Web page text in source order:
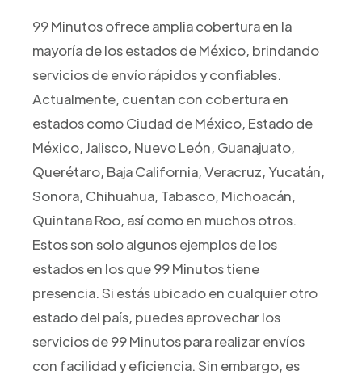
99 Minutos ofrece amplia cobertura en la
mayoría de los estados de México, brindando
servicios de envío rápidos y confiables.
Actualmente, cuentan con cobertura en
estados como Ciudad de México, Estado de
México, Jalisco, Nuevo León, Guanajuato,
Querétaro, Baja California, Veracruz, Yucatán,
Sonora, Chihuahua, Tabasco, Michoacán,
Quintana Roo, así como en muchos otros.
Estos son solo algunos ejemplos de los
estados en los que 99 Minutos tiene
presencia. Si estás ubicado en cualquier otro
estado del país, puedes aprovechar los
servicios de 99 Minutos para realizar envíos
con facilidad y eficiencia. Sin embargo, es